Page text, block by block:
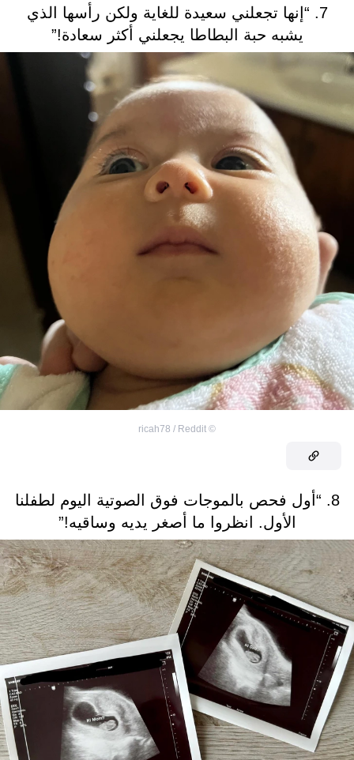
7. “إنها تجعلني سعيدة للغاية ولكن رأسها الذي
يشبه حبة البطاطا يجعلني أكثر سعادة!”
©
ricah78 / Reddit
8. “أول فحص بالموجات فوق الصوتية اليوم لطفلنا
الأول. انظروا ما أصغر يديه وساقيه!”